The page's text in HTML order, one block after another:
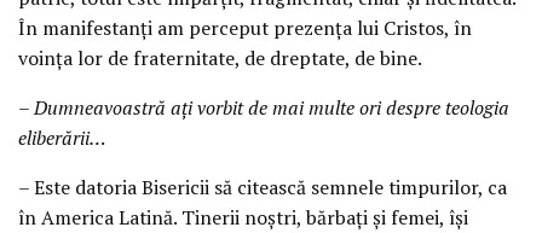
În manifestanți am perceput prezența lui Cristos, în
voința lor de fraternitate, de dreptate, de bine.
– Dumneavoastră ați vorbit de mai multe ori despre teologia
eliberării…
– Este datoria Bisericii să citească semnele timpurilor, ca
în America Latină. Tinerii noștri, bărbați și femei, își